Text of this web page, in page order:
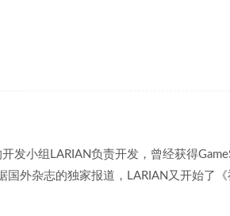
发小组LARIAN负责开发，曾经获得
外杂志的独家报道，LARIAN又开始了《